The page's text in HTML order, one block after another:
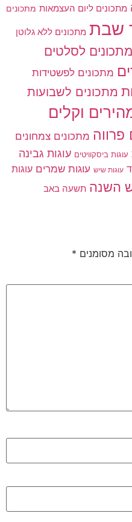
מתכונים ליום העצמאות מתכונים
שבת מתכונים ללא גלוטן
מתכונים לסלטים
מתכונים לפשטידות
מתכונים לשבועות
וקלים
פרווה מתכונים צמחונים
עוגות ביסקוויטים עוגות גבינה
עוגות שיש עוגות שמרים עוגות
השנה תשעה באב
מסומנים *